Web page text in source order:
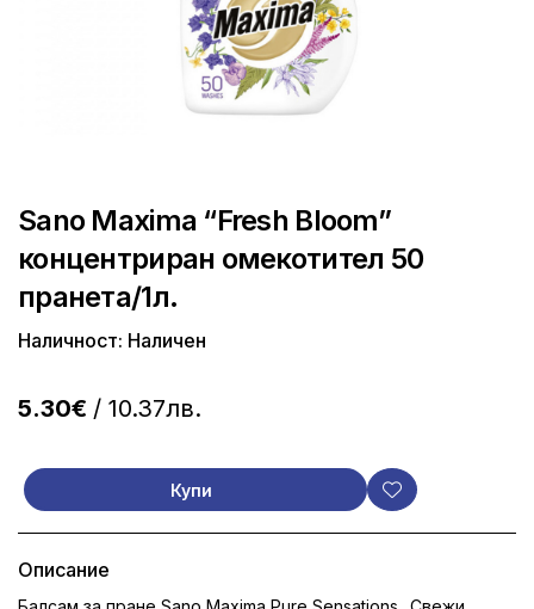
Sano Maxima “Fresh Bloom”
концентриран омекотител 50
пранета/1л.
Наличност: Наличен
5.30€ / 10.37лв.
Купи
Описание